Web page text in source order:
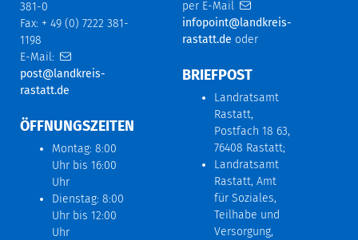
381-0
Fax: + 49 (0) 7222 381-
1198
E-Mail:
post@landkreis-
rastatt.de
ÖFFNUNGSZEITEN
Montag: 8:00
Uhr bis 16:00
Uhr
Dienstag: 8:00
Uhr bis 12:00
Uhr
per E-Mail
infopoint@landkreis-
rastatt.de oder
BRIEFPOST
Landratsamt
Rastatt,
Postfach 18 63,
76408 Rastatt;
Landratsamt
Rastatt, Amt
für Soziales,
Teilhabe und
Versorgung,